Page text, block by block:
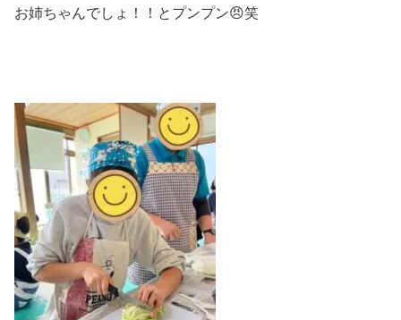
お姉ちゃんでしょ！！とプンプン😠笑